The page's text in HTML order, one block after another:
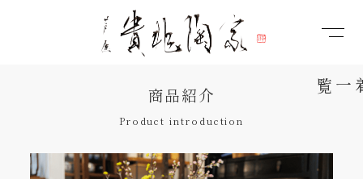
商品紹介
Product introduction